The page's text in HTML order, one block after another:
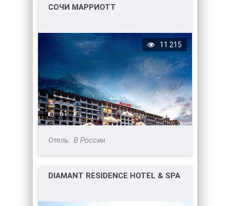
СОЧИ МАРРИОТТ
61
11 215
В России
DIAMANT RESIDENCE HOTEL & SPA